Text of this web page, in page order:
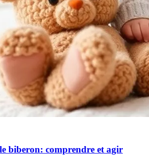
biberon: comprendre et agir